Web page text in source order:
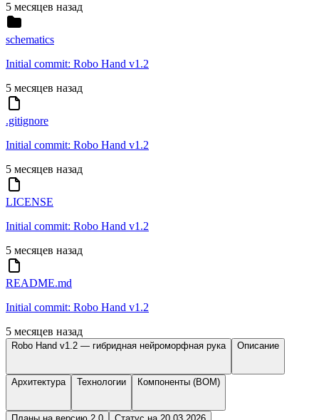
5 месяцев назад
schematics
Initial commit: Robo Hand v1.2
5 месяцев назад
.gitignore
Initial commit: Robo Hand v1.2
5 месяцев назад
LICENSE
Initial commit: Robo Hand v1.2
5 месяцев назад
README.md
Initial commit: Robo Hand v1.2
5 месяцев назад
Robo Hand v1.2 — гибридная нейроморфная рука Описание
Архитектура Технологии Компоненты (BOM)